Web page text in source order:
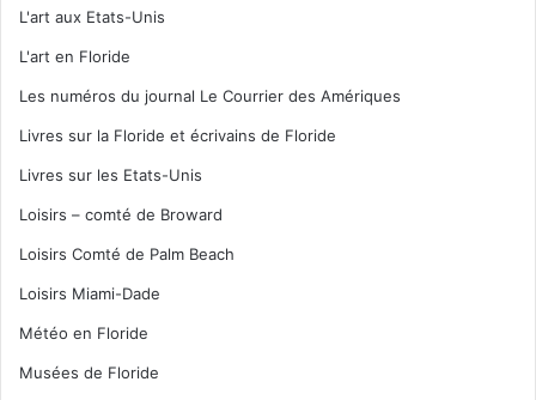
L'art aux Etats-Unis
L'art en Floride
Les numéros du journal Le Courrier des Amériques
Livres sur la Floride et écrivains de Floride
Livres sur les Etats-Unis
Loisirs – comté de Broward
Loisirs Comté de Palm Beach
Loisirs Miami-Dade
Météo en Floride
Musées de Floride